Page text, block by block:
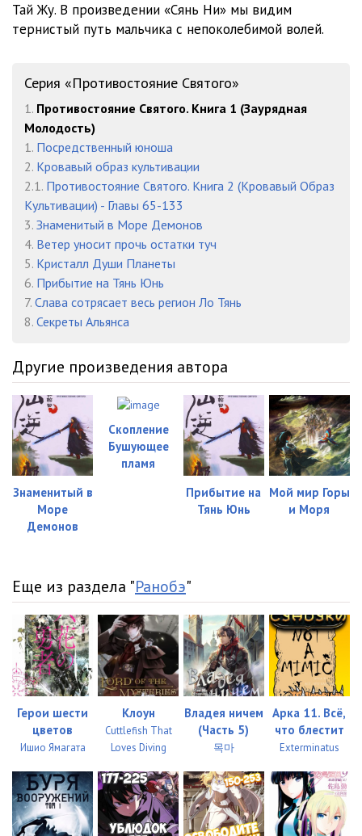
Тай Жу. В произведении «Сянь Ни» мы видим
тернистый путь мальчика с непоколебимой волей.
Серия «Противостояние Святого»
1. Противостояние Святого. Книга 1 (Заурядная
Молодость)
1. Посредственный юноша
2. Кровавый образ культивации
2.1. Противостояние Святого. Книга 2 (Кровавый Образ
Культивации) - Главы 65-133
3. Знаменитый в Море Демонов
4. Ветер уносит прочь остатки туч
5. Кристалл Души Планеты
6. Прибытие на Тянь Юнь
7. Слава сотрясает весь регион Ло Тянь
8. Секреты Альянса
Другие произведения автора
Знаменитый в
Море
Демонов
Скопление
Бушующее
пламя
Прибытие на
Тянь Юнь
Мой мир Горы
и Моря
Еще из раздела "Ранобэ"
Герои шести
цветов
Ишио Ямагата
Клоун
Cuttlefish That
Loves Diving
Владея ничем
(Часть 5)
목마
Арка 11. Всё,
что блестит
Exterminatus